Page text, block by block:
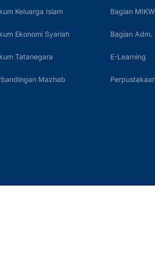
Keluarga Islam
Ekonomi Syariah
Tatanegara
Mazhab
Bagian
Bagian Adm.
E-Learning